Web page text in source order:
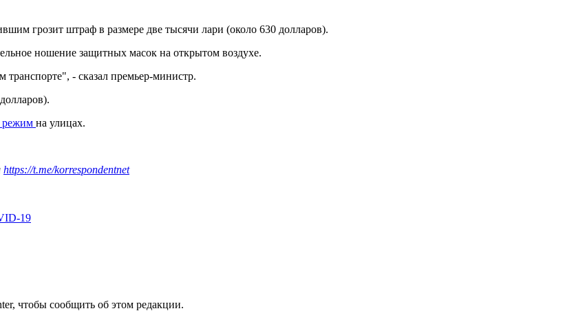
грозит штраф в размере две тысячи лари (около 630 долларов).
ношение защитных масок на открытом воздухе.
- сказал премьер-министр.
режим на улицах.
https://t.me/korrespondentnet
19
чтобы сообщить об этом редакции.